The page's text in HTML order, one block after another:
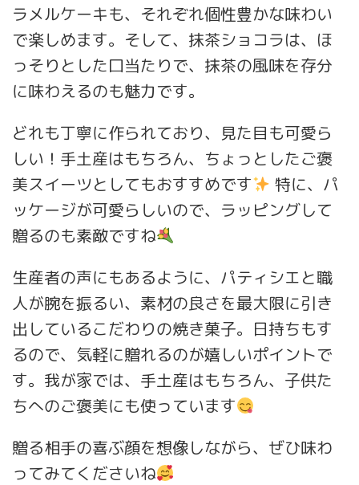
ラメルケーキも、それぞれ個性豊かな味わい
で楽しめます。そして、抹茶ショコラは、ほ
っそりとした口当たりで、抹茶の風味を存分
に味わえるのも魅力です。
どれも丁寧に作られており、見た目も可愛ら
しい！手土産はもちろん、ちょっとしたご褒
美スイーツとしてもおすすめです
特に、パ
ッケージが可愛らしいので、ラッピングして
贈るのも素敵ですね
生産者の声にもあるように、パティシエと職
人が腕を振るい、素材の良さを最大限に引き
出しているこだわりの焼き菓子。日持ちもす
るので、気軽に贈れるのが嬉しいポイントで
す。我が家では、手土産はもちろん、子供た
ちへのご褒美にも使っています
贈る相手の喜ぶ顔を想像しながら、ぜひ味わ
ってみてくださいね